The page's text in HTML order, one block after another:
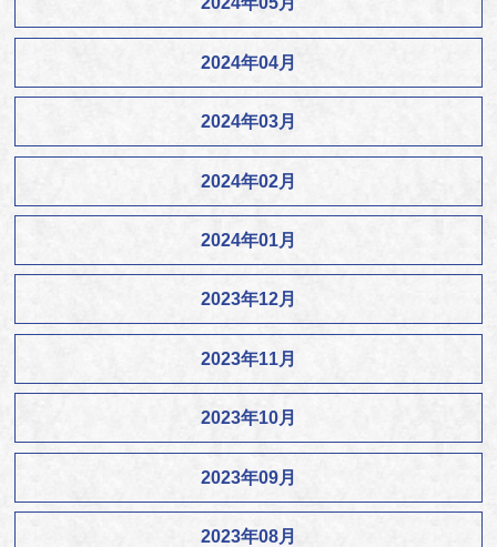
2024年04月
2024年03月
2024年02月
2024年01月
2023年12月
2023年11月
2023年10月
2023年09月
2023年08月